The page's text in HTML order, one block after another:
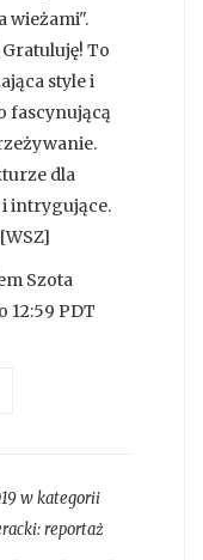
wieżami".
To
style i
fascynującą
dla
intrygujące.
Szota
12:59 PDT
w kategorii
reportaż